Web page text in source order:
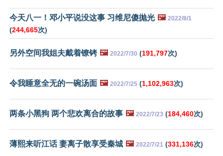
今天八一！邓小平说没这事 习维尼傻抛光 🖼️ 2022/8/1
(244,665次)
另外空间我姐夫戴着镣铐 🖼️ 2022/7/30 (191,797次)
令我睡意全无的一碗汤面 🖼️ 2022/7/25 (1,102,963次)
两条小黑狗 两个悲欢离合的故事 🖼️ 2022/7/23 (184,460次)
薄熙来听江话 妻离子散享受秦城 🖼️ 2022/7/21 (331,136次)